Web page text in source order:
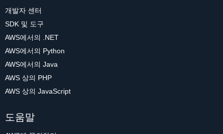
개발자 센터
SDK 및 도구
AWS에서의 .NET
AWS에서의 Python
AWS에서의 Java
AWS 상의 PHP
AWS 상의 JavaScript
도움말